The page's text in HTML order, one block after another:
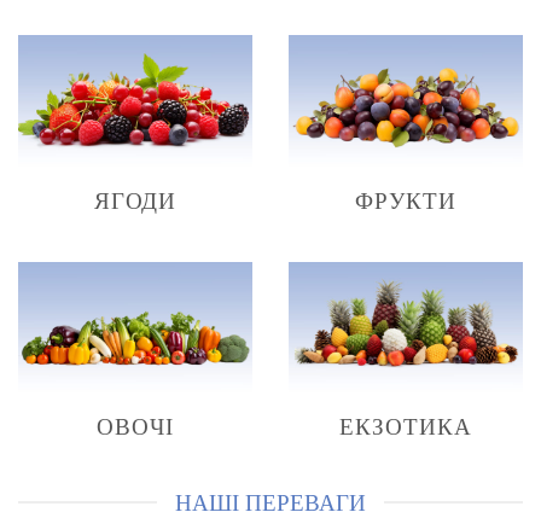
ЯГОДИ ФРУКТИ
ОВОЧІ ЕКЗОТИКА
НАШІ ПЕРЕВАГИ